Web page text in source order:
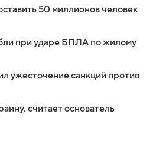
50 миллионов человек
при ударе БПЛА по жилому
ужесточение санкций против
считает основатель